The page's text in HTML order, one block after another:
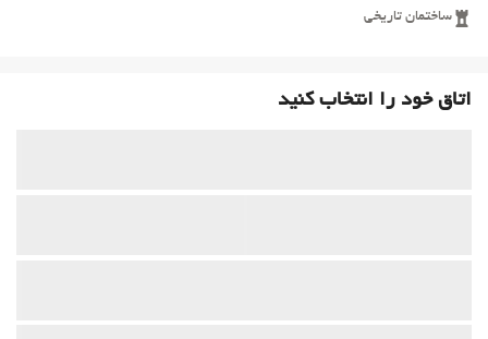
ساختمان تاریخی
اتاق خود را انتخاب کنید